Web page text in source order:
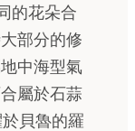
的花朵合
部分的修
中海型氣
屬於石蒜
貝魯的羅